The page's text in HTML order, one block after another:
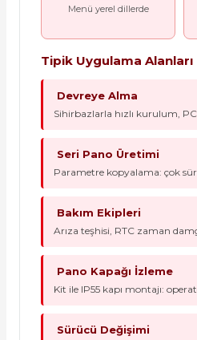
Menü yerel dillerde
Tipik Uygulama Alanları
Devreye Alma
Sihirbazlarla hızlı kurulum,
Seri Pano Üretimi
Parametre kopyalama: çok
Bakım Ekipleri
Arıza teşhisi, RTC zaman
Pano Kapağı İzleme
Kit ile IP55 kapı montajı:
Sürücü Değişimi